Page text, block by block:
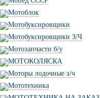
Мотоблок
Мотобуксировщики
Мотобуксировщики З/Ч
Мотозапчасти б/у
МОТОКОЛЯСКА
Моторы лодочные з/ч
Мототехника